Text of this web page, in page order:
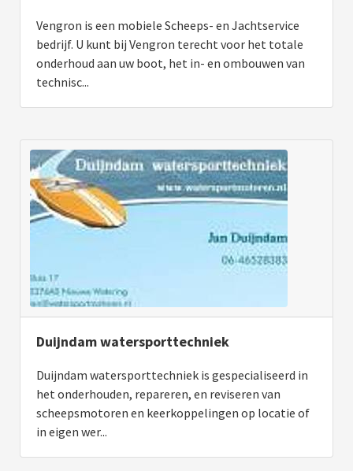
Vengron is een mobiele Scheeps- en Jachtservice
bedrijf. U kunt bij Vengron terecht voor het totale
onderhoud aan uw boot, het in- en ombouwen van
technisc...
Duijndam watersporttechniek
Duijndam watersporttechniek is gespecialiseerd in
het onderhouden, repareren, en reviseren van
scheepsmotoren en keerkoppelingen op locatie of
in eigen wer...